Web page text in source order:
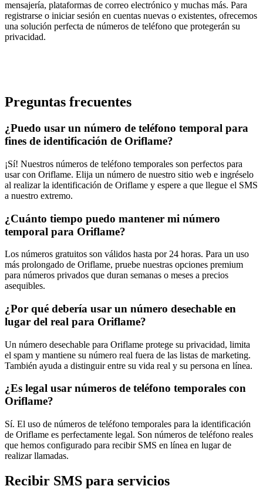
mensajería, plataformas de correo electrónico y muchas más. Para
registrarse o iniciar sesión en cuentas nuevas o existentes, ofrecemos
una solución perfecta de números de teléfono que protegerán su
privacidad.
Preguntas frecuentes
¿Puedo usar un número de teléfono temporal para
fines de identificación de Oriflame?
¡Sí! Nuestros números de teléfono temporales son perfectos para
usar con Oriflame. Elija un número de nuestro sitio web e ingréselo
al realizar la identificación de Oriflame y espere a que llegue el SMS
a nuestro extremo.
¿Cuánto tiempo puedo mantener mi número
temporal para Oriflame?
Los números gratuitos son válidos hasta por 24 horas. Para un uso
más prolongado de Oriflame, pruebe nuestras opciones premium
para números privados que duran semanas o meses a precios
asequibles.
¿Por qué debería usar un número desechable en
lugar del real para Oriflame?
Un número desechable para Oriflame protege su privacidad, limita
el spam y mantiene su número real fuera de las listas de marketing.
También ayuda a distinguir entre su vida real y su persona en línea.
¿Es legal usar números de teléfono temporales con
Oriflame?
Sí. El uso de números de teléfono temporales para la identificación
de Oriflame es perfectamente legal. Son números de teléfono reales
que hemos configurado para recibir SMS en línea en lugar de
realizar llamadas.
Recibir SMS para servicios